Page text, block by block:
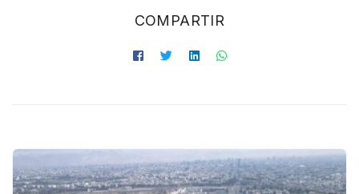
COMPARTIR